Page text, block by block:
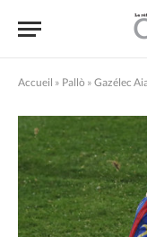
Accueil » Pallò » Gazélec